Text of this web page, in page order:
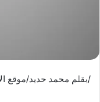
/بقلم محمد حديد/موقع